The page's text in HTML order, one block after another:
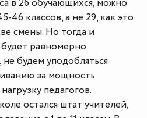
в 26 обучающихся, можно
46 классов, а не 29, как это
смены. Но тогда и
равномерно
будем уподобляться
за мощность
педагогов.
остался штат учителей,